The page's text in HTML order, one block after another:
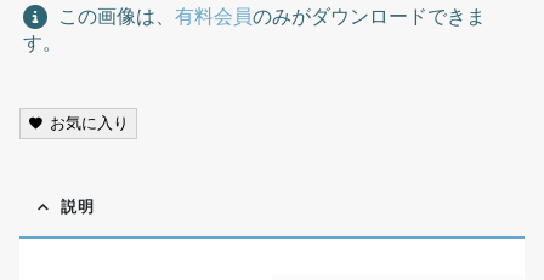
この画像は、 有料会員のみがダウンロードできま
す。
お気に入り
説明